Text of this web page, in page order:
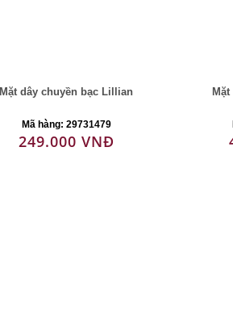
Mặt dây chuyền bạc Lillian
Mã hàng: 29731479
249.000 VNĐ